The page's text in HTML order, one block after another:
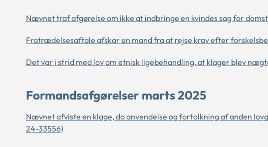
Nævnet traf afgørelse om ikke at indbringe en kvindes sag for
Fratrædelsesaftale afskar en mand fra at rejse krav efter
Det var i strid med lov om etnisk ligebehandling, at klager blev
Formandsafgørelser marts 2025
Nævnet afviste en klage, da anvendelse og fortolkning af anden
24-33556)